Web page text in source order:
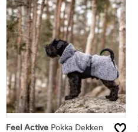
Feel Active Pokka Dekken